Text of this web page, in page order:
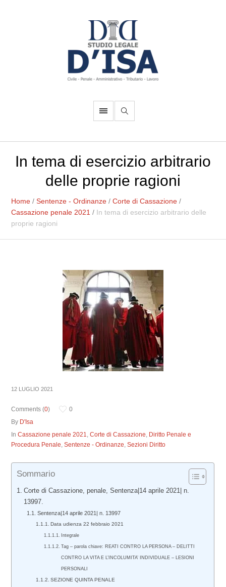
In tema di esercizio arbitrario
delle proprie ragioni
Home /Sentenze - Ordinanze /Corte di Cassazione /
Cassazione penale 2021 / In tema di esercizio arbitrario delle
proprie ragioni
12 LUGLIO 2021
Comments (0)
0
By D'Isa
InCassazione penale 2021,Corte di Cassazione, Diritto Penale e
Procedura Penale,Sentenze - Ordinanze,Sezioni Diritto
Sommario
Corte di Cassazione, penale, Sentenza|14 aprile 2021| n.
13997.
Sentenza|14 aprile 2021| n. 13997
Data udienza 22 febbraio 2021
Integrale
Tag – parola chiave: REATI CONTRO LA PERSONA – DELITTI
CONTRO LA VITA E L’INCOLUMITA’ INDIVIDUALE – LESIONI
PERSONALI
SEZIONE QUINTA PENALE